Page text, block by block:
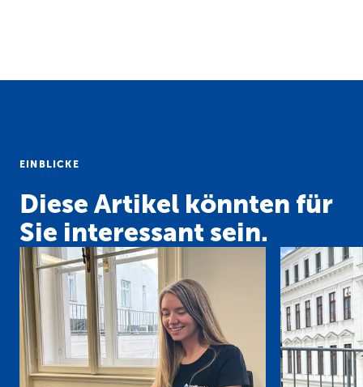
EINBLICKE
Diese Artikel könnten für
Sie interessant sein.